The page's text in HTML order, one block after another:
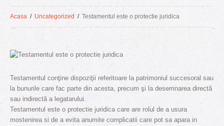
Acasa Uncategorized Testamentul este o protectie juridica
Testamentul conţine dispoziţii referitoare la patrimoniul succesoral sau
la bunurile care fac parte din acesta, precum şi la desemnarea directă
sau indirectă a legatarului.
Testamentul este o protectie juridica care are rolul de a usura
mostenirea si de a evita anumite complicatii care pot sa apara in